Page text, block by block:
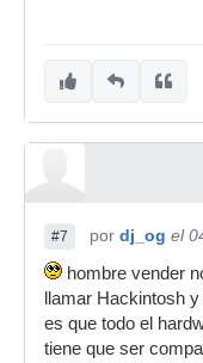
#7 por dj_og el
hombre vender
llamar Hackintosh
es que todo el
tiene que ser